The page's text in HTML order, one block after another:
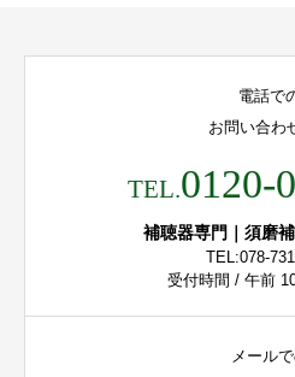
電話で
お問い合わ
TEL.0120-
補聴器専門｜須磨
TEL:078-
受付時間 / 午前
メール